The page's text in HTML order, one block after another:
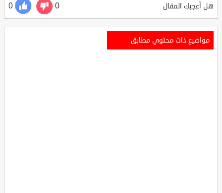
هل أعجبك المقال 0
0
مواضيع ذات محتوي مطابق